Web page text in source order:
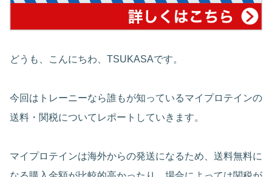
どうも、こんにちわ、TSUKASAです。
今回はトレーニーなら誰もが知っているマイプロテインの
送料・関税についてレポートしていきます。
マイプロテインは海外からの発送になるため、送料無料に